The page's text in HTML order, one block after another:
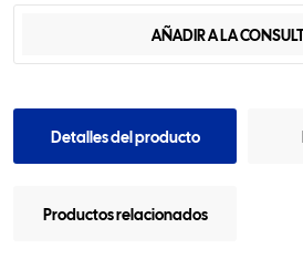
AÑADIR A LA
Detalles del producto
Productos relacionados